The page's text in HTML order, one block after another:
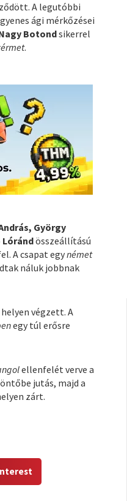
A legutóbbi
ági mérkőzései
Botondsikerrel
.
György
Lórándösszeállítású
A csapat egynémet
náluk jobbnak
helyen végzett. A
egy túl erősre
ellenfelét verve a
jutás, majd a
zárt.